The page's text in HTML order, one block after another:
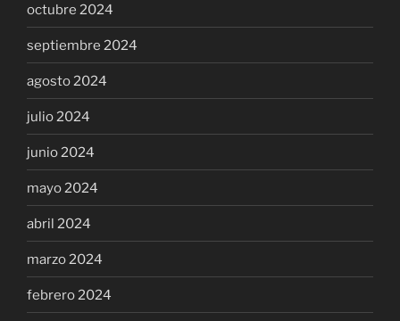
octubre 2024
septiembre 2024
agosto 2024
julio 2024
junio 2024
mayo 2024
abril 2024
marzo 2024
febrero 2024